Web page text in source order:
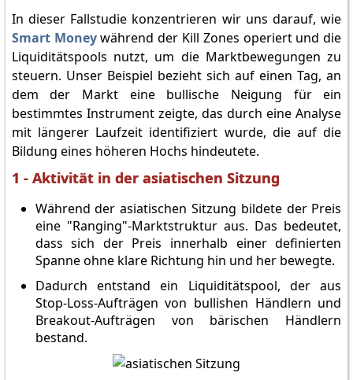
In dieser Fallstudie konzentrieren wir uns darauf, wie
Smart Moneywährend der Kill Zones operiert und die
Liquiditätspools nutzt, um die Marktbewegungen zu
steuern. Unser Beispiel bezieht sich auf einen Tag, an
dem der Markt eine bullische Neigung für ein
bestimmtes Instrument zeigte, das durch eine Analyse
mit längerer Laufzeit identifiziert wurde, die auf die
Bildung eines höheren Hochs hindeutete.
1 - Aktivität in der asiatischen Sitzung
Während der asiatischen Sitzung bildete der Preis
eine "Ranging"-Marktstruktur aus. Das bedeutet,
dass sich der Preis innerhalb einer definierten
Spanne ohne klare Richtung hin und her bewegte.
Dadurch entstand ein Liquiditätspool, der aus
Stop-Loss-Aufträgen von bullishen Händlern und
Breakout-Aufträgen von bärischen Händlern
bestand.